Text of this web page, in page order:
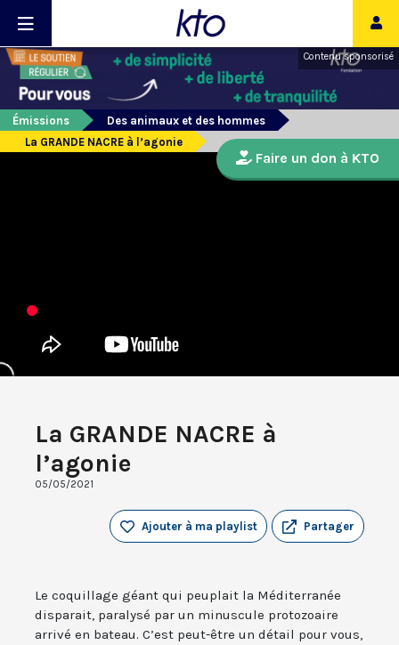
Contenu sponsorisé
Émissions
Des animaux et des hommes
La GRANDE NACRE à l’agonie
La GRANDE NACRE à
l’agonie
05/05/2021
Partager
Ajouter à ma playlist
Le coquillage géant qui peuplait la Méditerranée
disparait, paralysé par un minuscule protozoaire
arrivé en bateau. C’est peut-être un détail pour vous,
Faire un don à KTO